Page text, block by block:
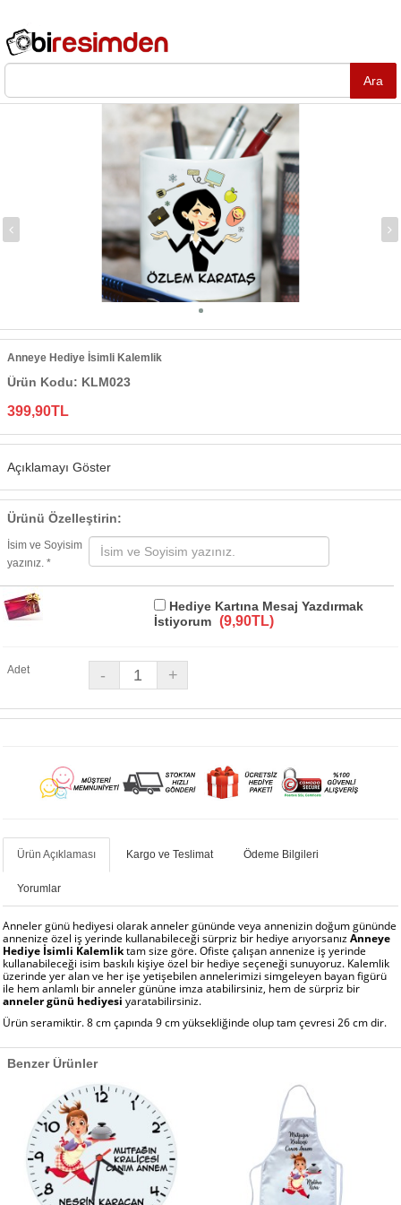
Anneye Hediye İsimli Kalemlik
Ürün Kodu: KLM023
399,90TL
Açıklamayı Göster
Ürünü Özelleştirin:
İsim ve Soyisim
yazınız. *
Hediye Kartına Mesaj Yazdırmak
İstiyorum (9,90TL)
Adet
Ürün Açıklaması Kargo ve Teslimat Ödeme Bilgileri
Yorumlar
Anneler günü hediyesi olarak anneler gününde veya annenizin doğum gününde
annenize özel iş yerinde kullanabileceği sürpriz bir hediye arıyorsanızAnneye
Hediye İsimli Kalemliktam size göre. Ofiste çalışan annenize iş yerinde
kullanabileceği isim baskılı kişiye özel bir hediye seçeneği sunuyoruz. Kalemlik
üzerinde yer alan ve her işe yetişebilen annelerimizi simgeleyen bayan figürü
ile hem anlamlı bir anneler gününe imza atabilirsiniz, hem de sürpriz bir
anneler günü hediyesi yaratabilirsiniz.
Ürün seramiktir. 8 cm çapında 9 cm yüksekliğinde olup tam çevresi 26 cm dir.
Benzer Ürünler